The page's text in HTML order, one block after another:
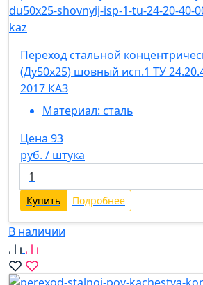
Переход стальной
(Ду50х25) шовный исп.1 ТУ
2017 КАЗ
Материал: сталь
Цена 93
руб. / штука
Купить Подробнее
В наличии